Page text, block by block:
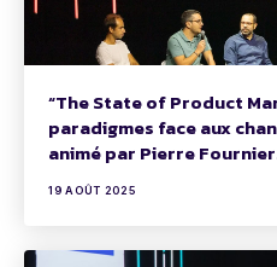
“The State of Product
paradigmes face aux
animé par Pierre
19 AOÛT 2025